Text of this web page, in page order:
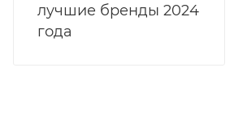
лучшие бренды 2024
года